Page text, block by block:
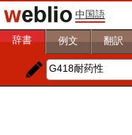
中国語
辞書 例文 翻訳